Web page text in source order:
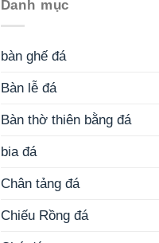
Danh mục
bàn ghế đá
Bàn lễ đá
Bàn thờ thiên bằng đá
bia đá
Chân tảng đá
Chiếu Rồng đá